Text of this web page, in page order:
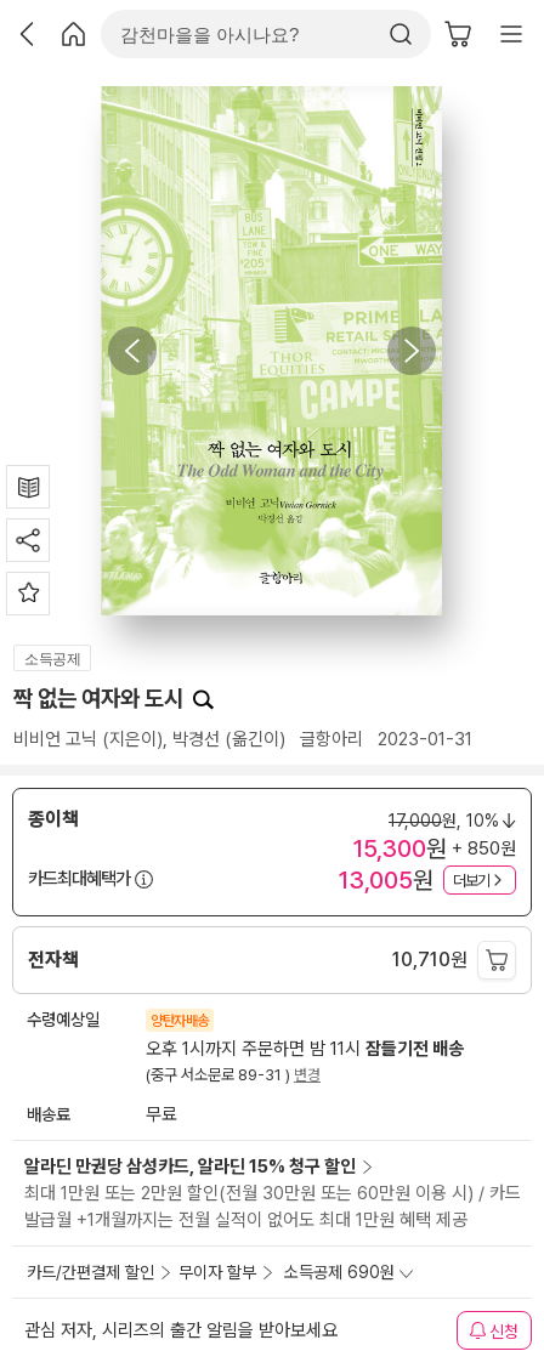
소득공제
짝 없는 여자와 도시
비비언 고닉 (지은이), 박경선 (옮긴이) 글항아리 2023-01-31
종이책 17,000원, 10%
15,300원 + 850원
카드최대혜택가
13,005원 더보기
전자책 10,710원
수령예상일 양탄자배송
오후 1시까지 주문하면 밤 11시 잠들기전 배송
(중구 서소문로 89-31 ) 변경
배송료 무료
알라딘 만권당 삼성카드, 알라딘 15% 청구 할인
최대 1만원 또는 2만원 할인(전월 30만원 또는 60만원 이용 시) / 카드
발급월 +1개월까지는 전월 실적이 없어도 최대 1만원 혜택 제공
카드/간편결제 할인 무이자 할부 소득공제 690원
관심 저자, 시리즈의 출간 알림을 받아보세요 신청